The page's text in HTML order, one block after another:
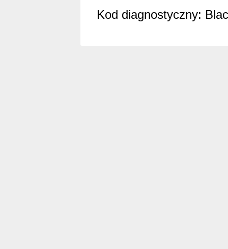
Kod diagnostyczny: